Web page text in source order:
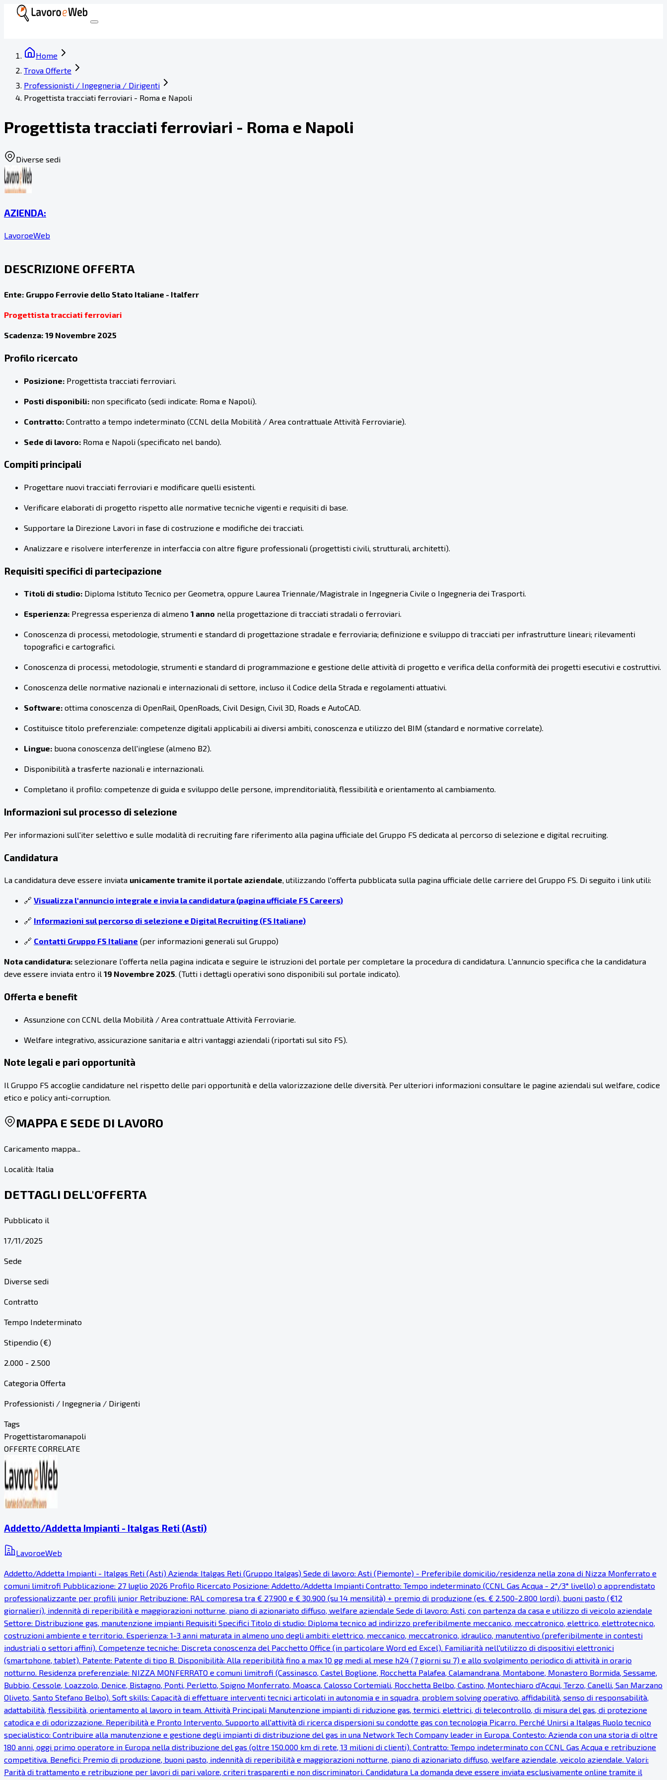
Home
Trova Offerte
Professionisti / Ingegneria / Dirigenti
Progettista tracciati ferroviari - Roma e Napoli
Progettista tracciati ferroviari - Roma e Napoli
Diverse sedi
AZIENDA:
LavoroeWeb
DESCRIZIONE OFFERTA
Ente: Gruppo Ferrovie dello Stato Italiane - Italferr
Progettista tracciati ferroviari
Scadenza: 19 Novembre 2025
Profilo ricercato
Posizione: Progettista tracciati ferroviari.
Posti disponibili: non specificato (sedi indicate: Roma e Napoli).
Contratto: Contratto a tempo indeterminato (CCNL della Mobilità / Area contrattuale Attività Ferroviarie).
Sede di lavoro: Roma e Napoli (specificato nel bando).
Compiti principali
Progettare nuovi tracciati ferroviari e modificare quelli esistenti.
Verificare elaborati di progetto rispetto alle normative tecniche vigenti e requisiti di base.
Supportare la Direzione Lavori in fase di costruzione e modifiche dei tracciati.
Analizzare e risolvere interferenze in interfaccia con altre figure professionali (progettisti civili, strutturali, architetti).
Requisiti specifici di partecipazione
Titoli di studio: Diploma Istituto Tecnico per Geometra, oppure Laurea Triennale/Magistrale in Ingegneria Civile o Ingegneria dei Trasporti.
Esperienza: Pregressa esperienza di almeno 1 anno nella progettazione di tracciati stradali o ferroviari.
Conoscenza di processi, metodologie, strumenti e standard di progettazione stradale e ferroviaria; definizione e sviluppo di tracciati per infrastrutture lineari; rilevamenti
topografici e cartografici.
Conoscenza di processi, metodologie, strumenti e standard di programmazione e gestione delle attività di progetto e verifica della conformità dei progetti esecutivi e costruttivi.
Conoscenza delle normative nazionali e internazionali di settore, incluso il Codice della Strada e regolamenti attuativi.
Software: ottima conoscenza di OpenRail, OpenRoads, Civil Design, Civil 3D, Roads e AutoCAD.
Costituisce titolo preferenziale: competenze digitali applicabili ai diversi ambiti, conoscenza e utilizzo del BIM (standard e normative correlate).
Lingue: buona conoscenza dell'inglese (almeno B2).
Disponibilità a trasferte nazionali e internazionali.
Completano il profilo: competenze di guida e sviluppo delle persone, imprenditorialità, flessibilità e orientamento al cambiamento.
Informazioni sul processo di selezione
Per informazioni sull'iter selettivo e sulle modalità di recruiting fare riferimento alla pagina ufficiale del Gruppo FS dedicata al percorso di selezione e digital recruiting.
Candidatura
La candidatura deve essere inviata unicamente tramite il portale aziendale, utilizzando l'offerta pubblicata sulla pagina ufficiale delle carriere del Gruppo FS. Di seguito i link utili:
🔗 Visualizza l'annuncio integrale e invia la candidatura (pagina ufficiale FS Careers)
🔗 Informazioni sul percorso di selezione e Digital Recruiting (FS Italiane)
🔗 Contatti Gruppo FS Italiane (per informazioni generali sul Gruppo)
Nota candidatura: selezionare l'offerta nella pagina indicata e seguire le istruzioni del portale per completare la procedura di candidatura. L'annuncio specifica che la candidatura
deve essere inviata entro il 19 Novembre 2025. (Tutti i dettagli operativi sono disponibili sul portale indicato).
Offerta e benefit
Assunzione con CCNL della Mobilità / Area contrattuale Attività Ferroviarie.
Welfare integrativo, assicurazione sanitaria e altri vantaggi aziendali (riportati sul sito FS).
Note legali e pari opportunità
Il Gruppo FS accoglie candidature nel rispetto delle pari opportunità e della valorizzazione delle diversità. Per ulteriori informazioni consultare le pagine aziendali sul welfare, codice
etico e policy anti-corruption.
MAPPA E SEDE DI LAVORO
Caricamento mappa...
Località: Italia
DETTAGLI DELL'OFFERTA
Pubblicato il
17/11/2025
Sede
Diverse sedi
Contratto
Tempo Indeterminato
Stipendio (€)
2.000 - 2.500
Categoria Offerta
Professionisti / Ingegneria / Dirigenti
Tags
Progettistaromanapoli
OFFERTE CORRELATE
Addetto/Addetta Impianti - Italgas Reti (Asti)
LavoroeWeb
Addetto/Addetta Impianti - Italgas Reti (Asti) Azienda: Italgas Reti (Gruppo Italgas) Sede di lavoro: Asti (Piemonte) - Preferibile domicilio/residenza nella zona di Nizza Monferrato e
comuni limitrofi Pubblicazione: 27 luglio 2026 Profilo Ricercato Posizione: Addetto/Addetta Impianti Contratto: Tempo indeterminato (CCNL Gas Acqua - 2°/3° livello) o apprendistato
professionalizzante per profili junior Retribuzione: RAL compresa tra € 27.900 e € 30.900 (su 14 mensilità) + premio di produzione (es. € 2.500-2.800 lordi), buoni pasto (€12
giornalieri), indennità di reperibilità e maggiorazioni notturne, piano di azionariato diffuso, welfare aziendale Sede di lavoro: Asti, con partenza da casa e utilizzo di veicolo aziendale
Settore: Distribuzione gas, manutenzione impianti Requisiti Specifici Titolo di studio: Diploma tecnico ad indirizzo preferibilmente meccanico, meccatronico, elettrico, elettrotecnico,
costruzioni ambiente e territorio. Esperienza: 1-3 anni maturata in almeno uno degli ambiti: elettrico, meccanico, meccatronico, idraulico, manutentivo (preferibilmente in contesti
industriali o settori affini). Competenze tecniche: Discreta conoscenza del Pacchetto Office (in particolare Word ed Excel). Familiarità nell'utilizzo di dispositivi elettronici
(smartphone, tablet). Patente: Patente di tipo B. Disponibilità: Alla reperibilità fino a max 10 gg medi al mese h24 (7 giorni su 7) e allo svolgimento periodico di attività in orario
notturno. Residenza preferenziale: NIZZA MONFERRATO e comuni limitrofi (Cassinasco, Castel Boglione, Rocchetta Palafea, Calamandrana, Montabone, Monastero Bormida, Sessame,
Bubbio, Cessole, Loazzolo, Denice, Bistagno, Ponti, Perletto, Spigno Monferrato, Moasca, Calosso Cortemiali, Rocchetta Belbo, Castino, Montechiaro d'Acqui, Terzo, Canelli, San Marzano
Oliveto, Santo Stefano Belbo). Soft skills: Capacità di effettuare interventi tecnici articolati in autonomia e in squadra, problem solving operativo, affidabilità, senso di responsabilità,
adattabilità, flessibilità, orientamento al lavoro in team. Attività Principali Manutenzione impianti di riduzione gas, termici, elettrici, di telecontrollo, di misura del gas, di protezione
catodica e di odorizzazione. Reperibilità e Pronto Intervento. Supporto all'attività di ricerca dispersioni su condotte gas con tecnologia Picarro. Perché Unirsi a Italgas Ruolo tecnico
specialistico: Contribuire alla manutenzione e gestione degli impianti di distribuzione del gas in una Network Tech Company leader in Europa. Contesto: Azienda con una storia di oltre
180 anni, oggi primo operatore in Europa nella distribuzione del gas (oltre 150.000 km di rete, 13 milioni di clienti). Contratto: Tempo indeterminato con CCNL Gas Acqua e retribuzione
competitiva. Benefici: Premio di produzione, buoni pasto, indennità di reperibilità e maggiorazioni notturne, piano di azionariato diffuso, welfare aziendale, veicolo aziendale. Valori:
Parità di trattamento e retribuzione per lavori di pari valore, criteri trasparenti e non discriminatori. Candidatura La domanda deve essere inviata esclusivamente online tramite il